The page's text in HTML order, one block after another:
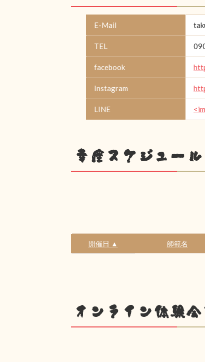
E-Mail
TEL
facebook
Instagram
LINE
幸座スケジュール
開催日 ▲ 師範名
オンライン体験